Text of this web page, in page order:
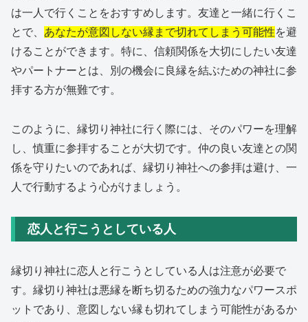
は一人で行くことをおすすめします。友達と一緒に行くこ
とで、 あなたが意図しない縁まで切れてしまう可能性を避
けることができます。特に、信頼関係を大切にしたい友達
やパートナーとは、別の機会に良縁を結ぶための神社に参
拝する方が無難です。
このように、縁切り神社に行く際には、そのパワーを理解
し、慎重に参拝することが大切です。仲の良い友達との関
係を守りたいのであれば、縁切り神社への参拝は避け、一
人で行動するよう心がけましょう。
恋人と行こうとしている人
縁切り神社に恋人と行こうとしている人は注意が必要で
す。縁切り神社は悪縁を断ち切るための強力なパワースポ
ットであり、意図しない縁も切れてしまう可能性があるか